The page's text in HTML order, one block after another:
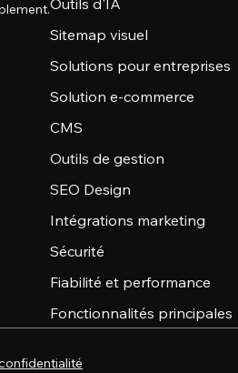
Outils d'IA
Sitemap visuel
Solutions pour entreprises
Solution e-commerce
CMS
Outils de gestion
SEO Design
Intégrations marketing
Sécurité
Fiabilité et performance
Fonctionnalités principales